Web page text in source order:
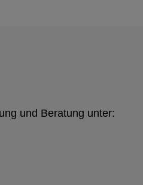
und Beratung unter: